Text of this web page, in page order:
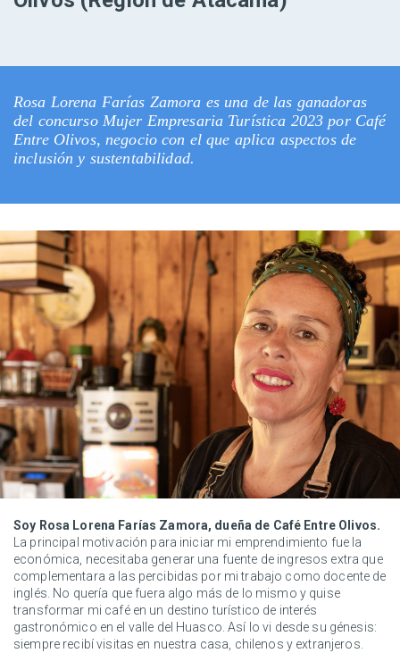
Rosa Lorena Farías Zamora es una de las ganadoras
del concurso Mujer Empresaria Turística 2023 por Café
Entre Olivos, negocio con el que aplica aspectos de
inclusión y sustentabilidad.
Soy Rosa Lorena Farías Zamora, dueña de Café Entre Olivos.
La principal motivación para iniciar mi emprendimiento fue la
económica, necesitaba generar una fuente de ingresos extra que
complementara a las percibidas por mi trabajo como docente de
inglés. No quería que fuera algo más de lo mismo y quise
transformar mi café en un destino turístico de interés
gastronómico en el valle del Huasco. Así lo vi desde su génesis:
siempre recibí visitas en nuestra casa, chilenos y extranjeros.